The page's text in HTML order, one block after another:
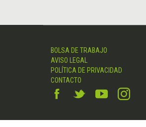
BOLSA DE TRABAJO
AVISO LEGAL
POLÍTICA DE PRIVACIDAD
CONTACTO